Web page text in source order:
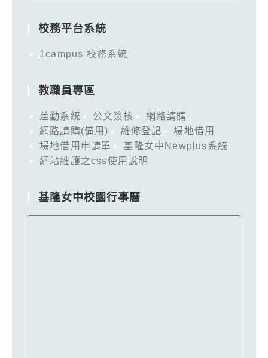
校務平台系統
1campus 校務系統
教職員專區
差勤系統 公文簽核
網路請購
網路請購(備用)
維修登記
場地借用
場地借用申請單
基隆女中Newplus系統
網站維護之css使用說明
基隆女中校園行事曆